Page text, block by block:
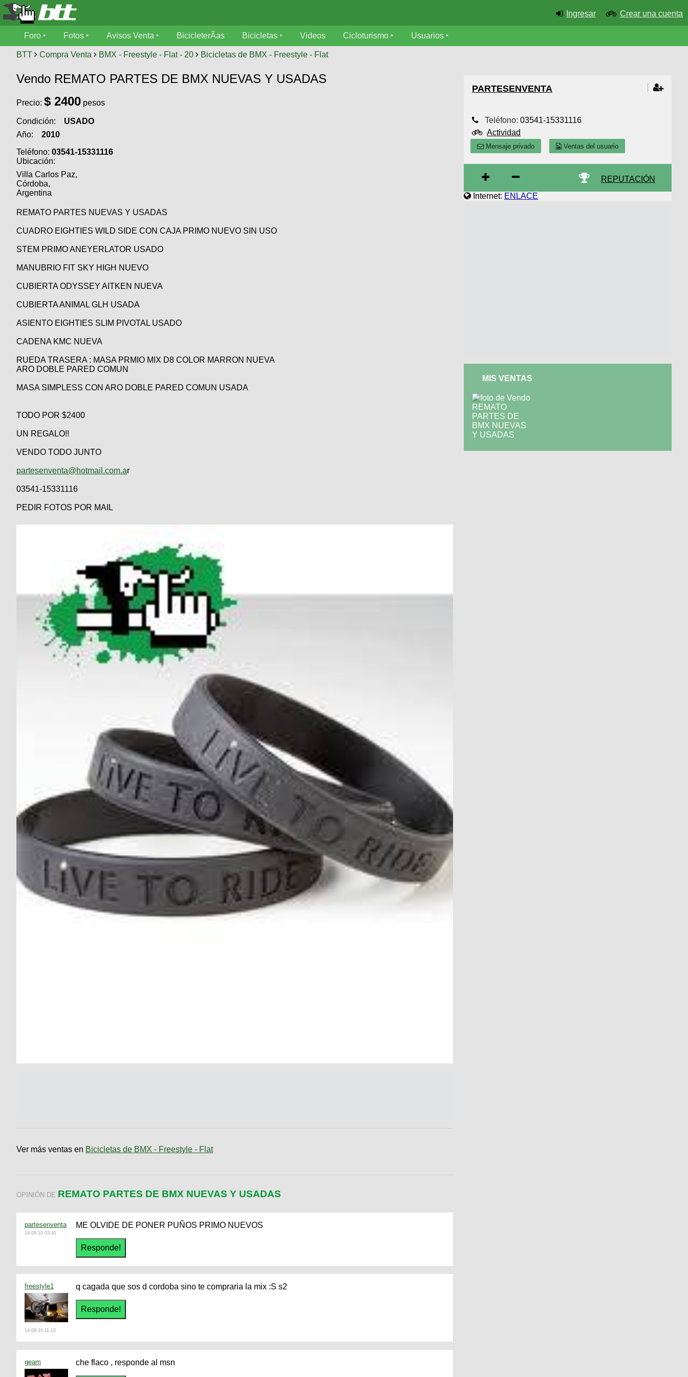
Foro
Foro
MecÃ¡nica
Fotos
tu foto
Galeria
XC
Bicicletas
Viajes
Descenso
Dirt
BMX
Ruta,
todo
Retro
Enduro
del
mas
Avisos
SUBÃ
aviso
Buscar
Ultimos
Fotos
Categorias
COMPRO
CANJE
Mi
Compras
Mis
Ventas
BicicleterÃ­
as
Bicicletas
Bicicletas
Tandem
Freerider
TÃ©cnica
MecÃ¡nica
Videos
Cicloturismo
Salidas
Operadores
de
cicloturismo
Relatos
viajes
Foro
viajes
Ãšltimos
Buscar
Mis
Amigos
Actividad
de
Amigos
Ingresar Crear una cuenta
Foro Fotos Avisos Venta BicicleterÃ­as Bicicletas Videos Cicloturismo Usuarios
BTT Compra Venta BMX - Freestyle - Flat - 20 Bicicletas de BMX - Freestyle - Flat
Vendo REMATO PARTES DE BMX NUEVAS Y USADAS
Precio: $ 2400 pesos
Condición:
USADO
Año:
2010
Teléfono: 03541-15331116
Ubicación:
Villa Carlos Paz,
Córdoba,
Argentina
REMATO PARTES NUEVAS Y USADAS
CUADRO EIGHTIES WILD SIDE CON CAJA PRIMO NUEVO SIN USO
STEM PRIMO ANEYERLATOR USADO
MANUBRIO FIT SKY HIGH NUEVO
CUBIERTA ODYSSEY AITKEN NUEVA
CUBIERTA ANIMAL GLH USADA
ASIENTO EIGHTIES SLIM PIVOTAL USADO
CADENA KMC NUEVA
RUEDA TRASERA : MASA PRMIO MIX D8 COLOR MARRON NUEVA
ARO DOBLE PARED COMUN
MASA SIMPLESS CON ARO DOBLE PARED COMUN USADA
TODO POR $2400
UN REGALO!!
VENDO TODO JUNTO
partesenventa@hotmail.com.ar
03541-15331116
PEDIR FOTOS POR MAIL
Ver más ventas en Bicicletas de BMX - Freestyle - Flat
OPINIÓN DE REMATO PARTES DE BMX NUEVAS Y USADAS
partesenventa
14-08-10 03:41
ME OLVIDE DE PONER PUÑOS PRIMO NUEVOS
freestyle1
14-08-10 11:10
q cagada que sos d cordoba sino te compraria la mix :S s2
geam che flaco , responde al msn
PARTESENVENTA
Teléfono:03541-15331116
Actividad
Mensaje privado Ventas del usuario
REPUTACIÓN
Internet: ENLACE
MIS VENTAS